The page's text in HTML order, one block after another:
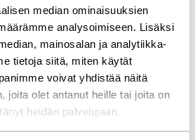
median ominaisuuksien
analysoimiseen. Lisäksi
mainosalan ja analytiikka-
tietoja siitä, miten käytät
voivat yhdistää näitä
joita olet antanut heille tai joita on
heidän palvelujaan.
kaikki referenssimme »